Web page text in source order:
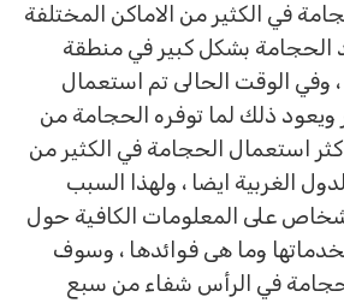
في الكثير من الاماكن المختلفة
الحجامة بشكل كبير في منطقة
، وفي الوقت الحالى تم استعمال
ويعود ذلك لما توفره الحجامة من
استعمال الحجامة في الكثير من
الغربية ايضا ، ولهذا السبب
على المعلومات الكافية حول
وما هى فوائدها ، وسوف
في الرأس شفاء من سبع